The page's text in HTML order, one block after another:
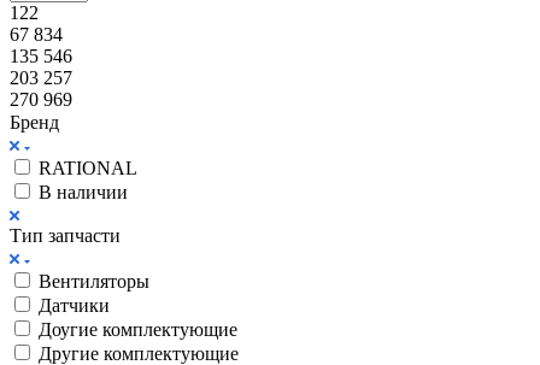
122
67 834
135 546
203 257
270 969
Бренд
RATIONAL
В наличии
Тип запчасти
Вентиляторы
Датчики
Доугие комплектующие
Другие комплектующие